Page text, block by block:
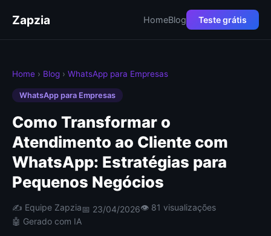
Zapzia HomeBlog Teste grátis
Home › Blog › WhatsApp para Empresas
WhatsApp para Empresas
Como Transformar o
Atendimento ao Cliente com
WhatsApp: Estratégias para
Pequenos Negócios
✍️ Equipe Zapzia📅 23/04/2026👁 81 visualizações
🤖 Gerado com IA